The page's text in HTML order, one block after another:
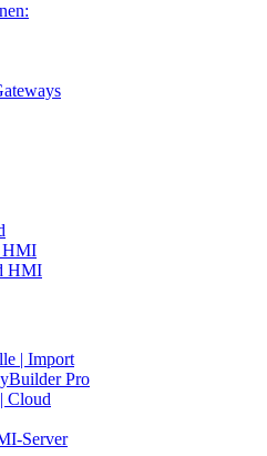
HMI
HMI
| Import
Pro
Cloud
Server